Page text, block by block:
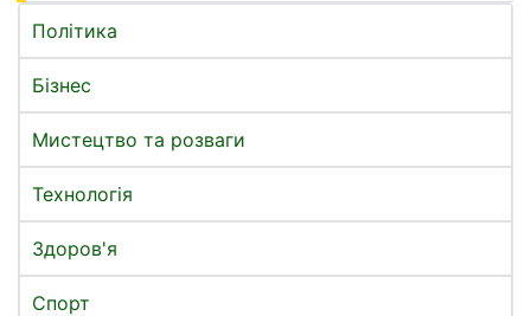
Політика
Бізнес
Мистецтво та розваги
Технологія
Здоров'я
Спорт